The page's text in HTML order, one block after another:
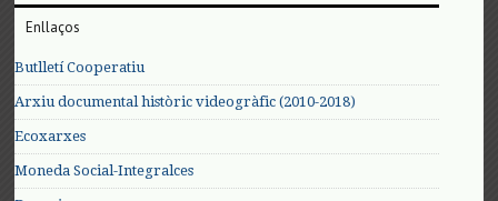
Enllaços
Butlletí Cooperatiu
Arxiu documental històric videogràfic (2010-2018)
Ecoxarxes
Moneda Social-Integralces